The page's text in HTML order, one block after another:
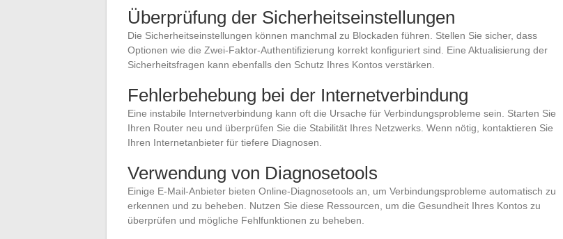
Überprüfung der Sicherheitseinstellungen
Die Sicherheitseinstellungen können manchmal zu Blockaden führen. Stellen Sie sicher, dass
Optionen wie die Zwei-Faktor-Authentifizierung korrekt konfiguriert sind. Eine Aktualisierung der
Sicherheitsfragen kann ebenfalls den Schutz Ihres Kontos verstärken.
Fehlerbehebung bei der Internetverbindung
Eine instabile Internetverbindung kann oft die Ursache für Verbindungsprobleme sein. Starten Sie
Ihren Router neu und überprüfen Sie die Stabilität Ihres Netzwerks. Wenn nötig, kontaktieren Sie
Ihren Internetanbieter für tiefere Diagnosen.
Verwendung von Diagnosetools
Einige E-Mail-Anbieter bieten Online-Diagnosetools an, um Verbindungsprobleme automatisch zu
erkennen und zu beheben. Nutzen Sie diese Ressourcen, um die Gesundheit Ihres Kontos zu
überprüfen und mögliche Fehlfunktionen zu beheben.